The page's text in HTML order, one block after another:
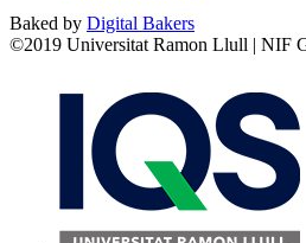
Baked by Digital Bakers
©2019 Universitat Ramon Llull | NIF